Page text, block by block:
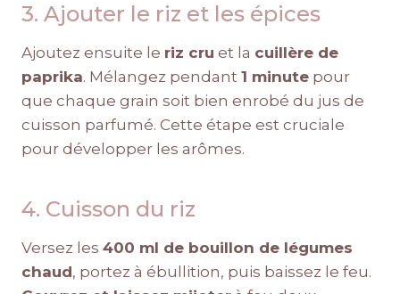
3. Ajouter le riz et les épices
Ajoutez ensuite le riz cru et la cuillère de
paprika. Mélangez pendant 1 minute pour
que chaque grain soit bien enrobé du jus de
cuisson parfumé. Cette étape est cruciale
pour développer les arômes.
4. Cuisson du riz
Versez les 400 ml de bouillon de légumes
chaud, portez à ébullition, puis baissez le feu.